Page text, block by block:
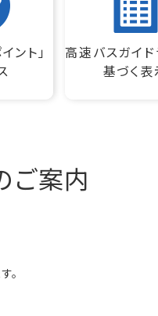
ント」
高速バスガイ
基づく
ご案内
。